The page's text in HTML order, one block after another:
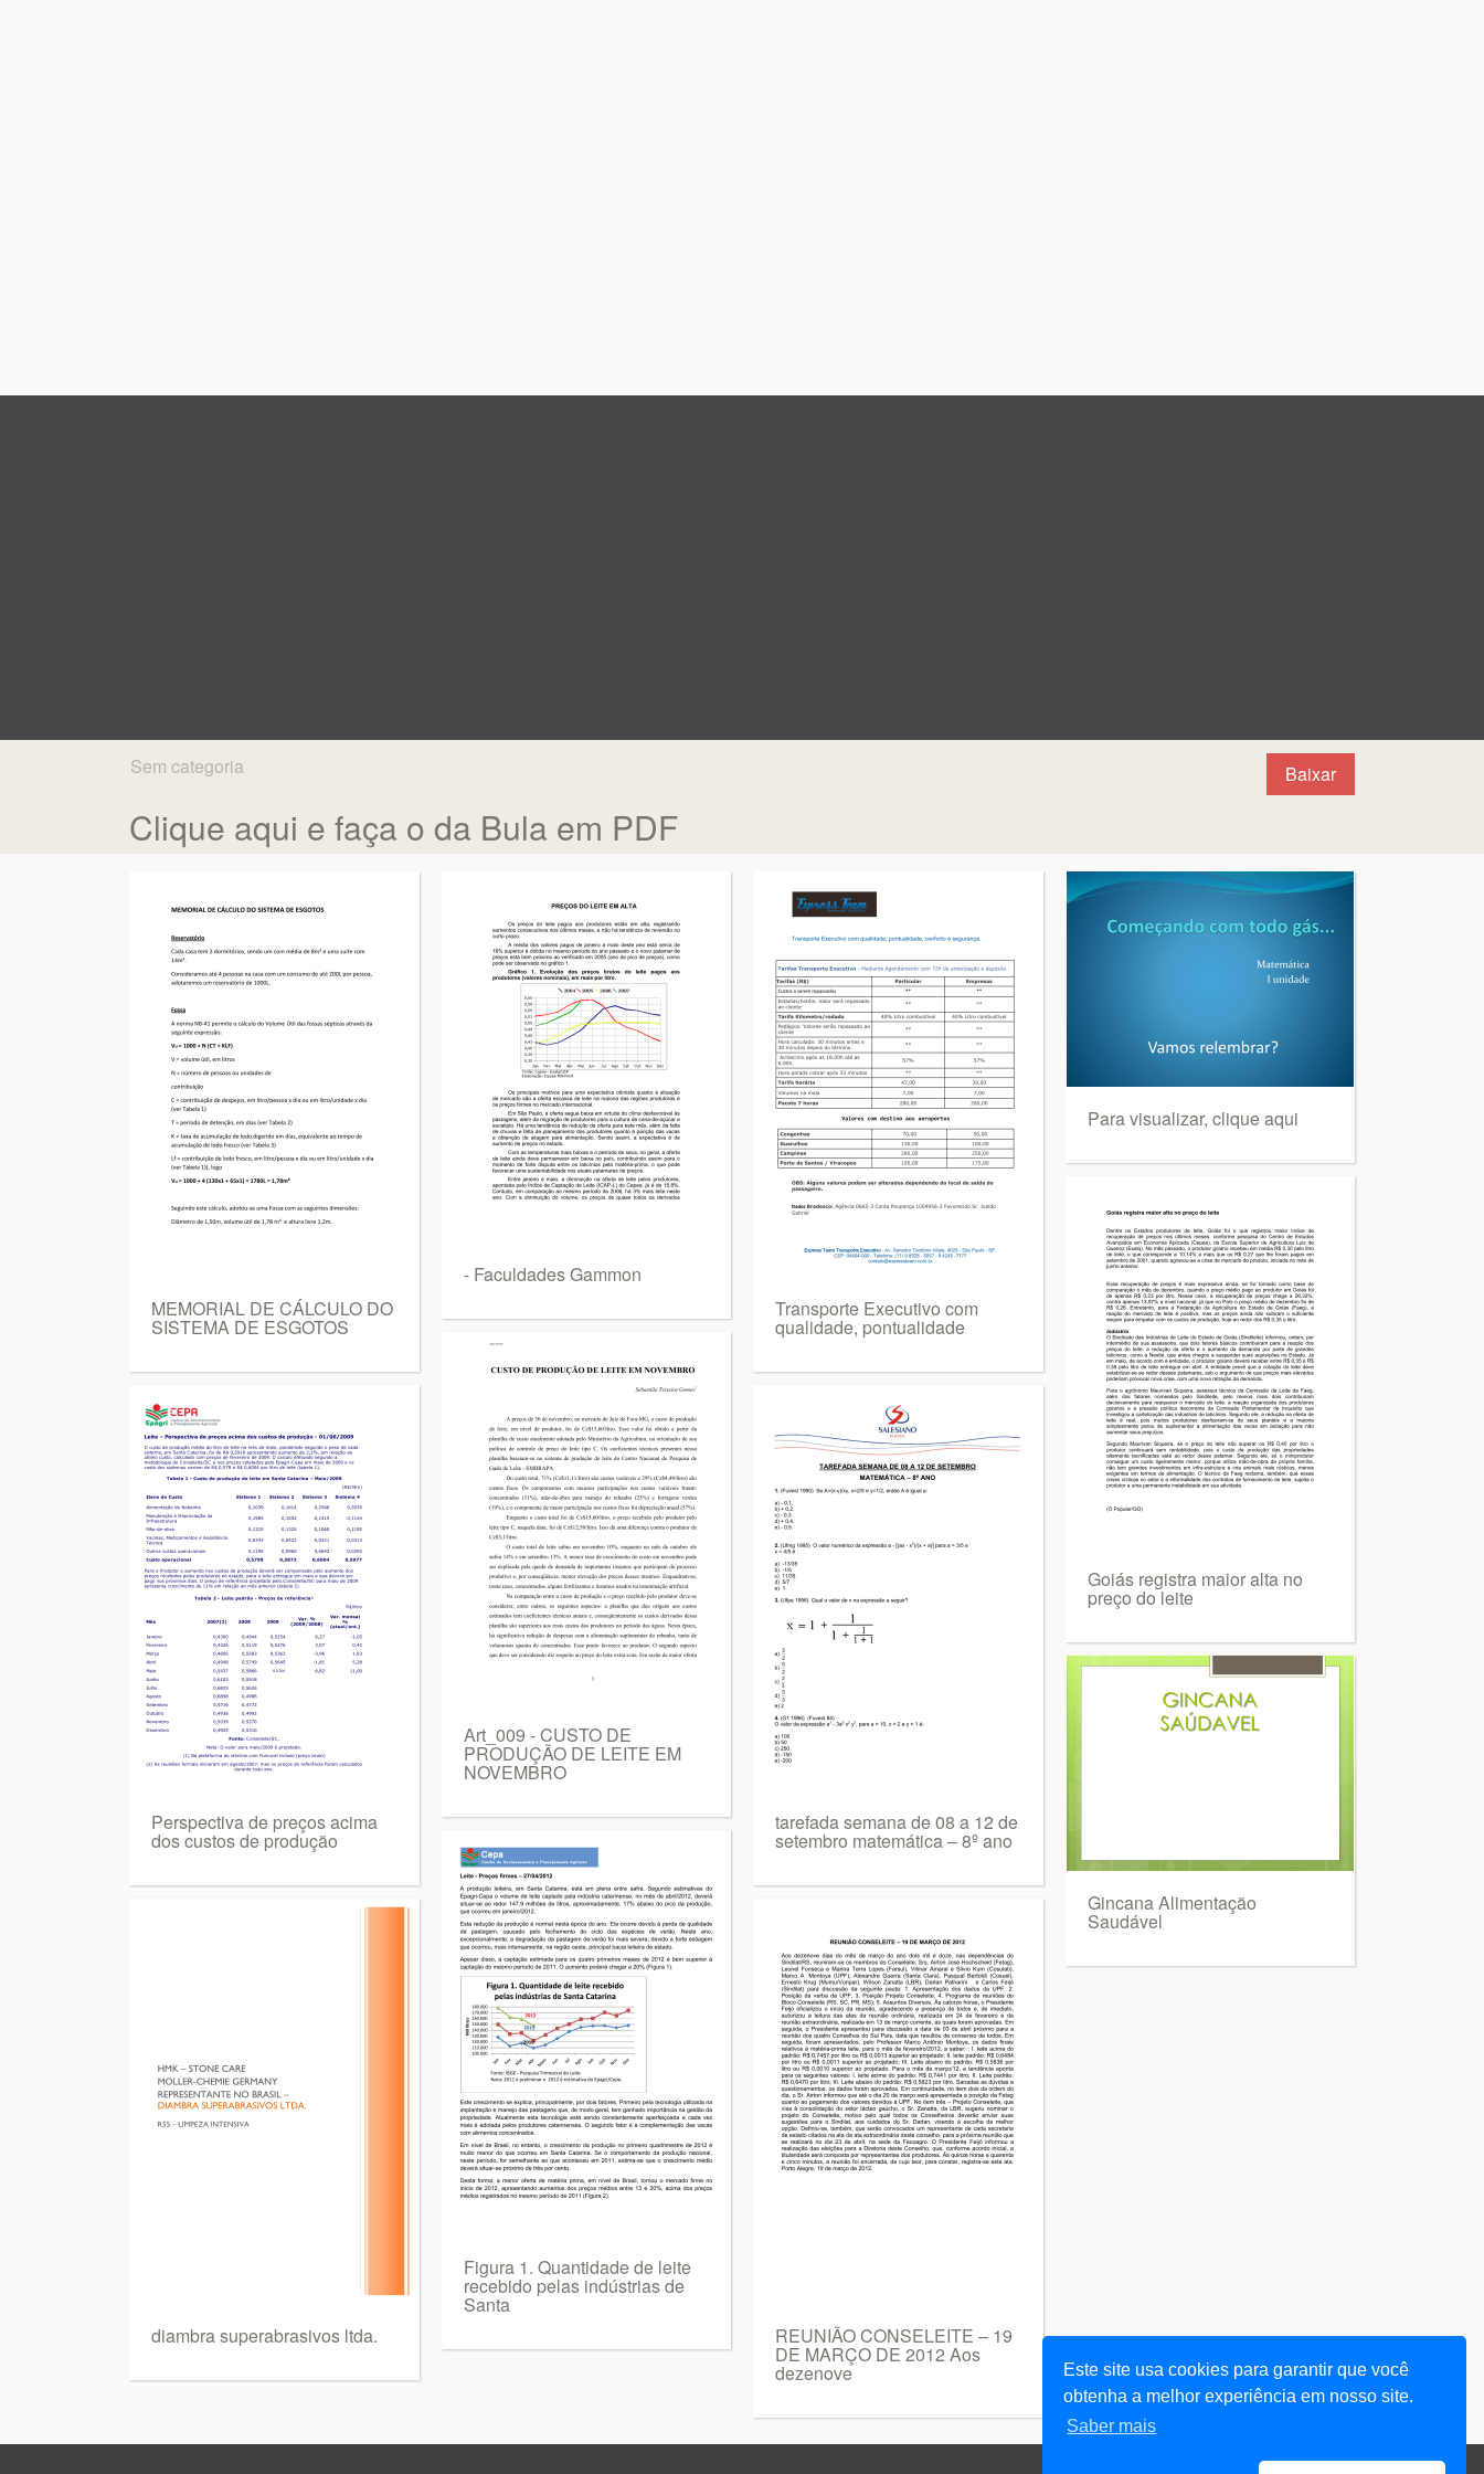
Este site usa cookies para garantir que você
obtenha a melhor experiência em nosso site.
Saber mais
Baixar
Sem categoria
Clique aqui e faça o da Bula em PDF
MEMORIAL DE CÁLCULO DO
SISTEMA DE ESGOTOS
Perspectiva de preços acima
dos custos de produção
diambra superabrasivos ltda.
- Faculdades Gammon
Art_009 - CUSTO DE
PRODUÇÃO DE LEITE EM
NOVEMBRO
Figura 1. Quantidade de leite
recebido pelas indústrias de
Santa
Transporte Executivo com
qualidade, pontualidade
tarefada semana de 08 a 12 de
setembro matemática – 8º ano
REUNIÃO CONSELEITE – 19
DE MARÇO DE 2012 Aos
dezenove
Para visualizar, clique aqui
Goiás registra maior alta no
preço do leite
Gincana Alimentação
Saudável